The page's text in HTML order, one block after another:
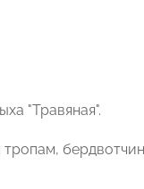
"Травяная".